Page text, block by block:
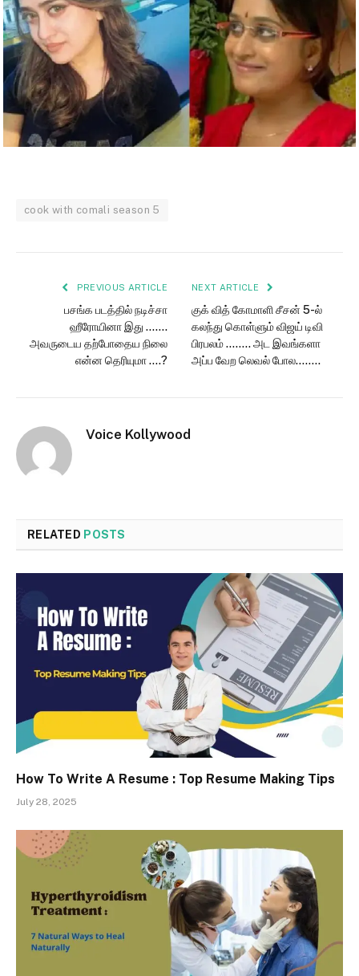
cook with comali season 5
PREVIOUS ARTICLE
பசங்க படத்தில் நடிச்சா
ஹீரோயினா இது …….
அவருடைய தற்போதைய நிலை
என்ன தெரியுமா ….?
NEXT ARTICLE
குக் வித் கோமாளி சீசன் 5-ல்
கலந்து கொள்ளும் விஜய் டிவி
பிரபலம் …….. அட இவங்களா
அப்ப வேற லெவல் போல……..
Voice Kollywood
RELATED POSTS
How To Write A Resume : Top Resume Making Tips
July 28, 2025